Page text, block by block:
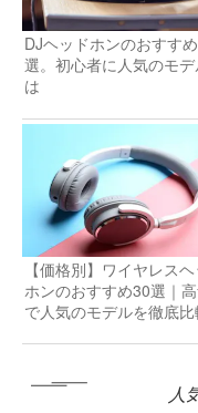
DJヘッドホンのおすす
選。初心者に人気のモデ
は
【価格別】ワイヤレス
ホンのおすすめ30選｜
で人気のモデルを徹底比
人